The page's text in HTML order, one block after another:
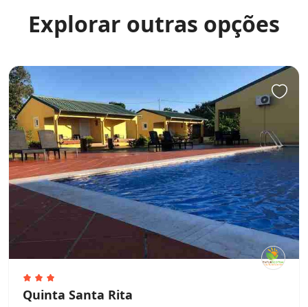
Explorar outras opções
Quinta Santa Rita